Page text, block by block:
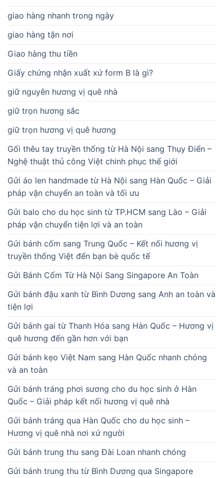
giao hàng nhanh trong ngày
giao hàng tận nơi
Giao hàng thu tiền
Giấy chứng nhận xuất xứ form B là gì?
giữ nguyên hương vị quê nhà
giữ trọn hương sắc
giữ trọn hương vị quê hương
Gối thêu tay truyền thống từ Hà Nội sang Thụy Điển –
Nghệ thuật thủ công Việt chinh phục thế giới
Gửi áo len handmade từ Hà Nội sang Hàn Quốc – Giải
pháp vận chuyển an toàn và tối ưu
Gửi balo cho du học sinh từ TP.HCM sang Lào – Giải
pháp vận chuyển tiện lợi và an toàn
Gửi bánh cốm sang Trung Quốc – Kết nối hương vị
truyền thống Việt đến bạn bè quốc tế
Gửi Bánh Cốm Từ Hà Nội Sang Singapore An Toàn
Gửi bánh đậu xanh từ Bình Dương sang Anh an toàn và
tiện lợi
Gửi bánh gai từ Thanh Hóa sang Hàn Quốc – Hương vị
quê hương đến gần hơn với bạn
Gửi bánh kẹo Việt Nam sang Hàn Quốc nhanh chóng
và an toàn
Gửi bánh tráng phơi sương cho du học sinh ở Hàn
Quốc – Giải pháp kết nối hương vị quê nhà
Gửi bánh tráng qua Hàn Quốc cho du học sinh –
Hương vị quê nhà nơi xứ người
Gửi bánh trung thu sang Đài Loan nhanh chóng
Gửi bánh trung thu từ Bình Dương qua Singapore